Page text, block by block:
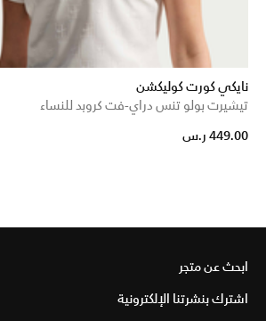
نايكي كورت كوليكشن
تيشيرت بولو تنس دراي-فت كروبد للنساء
449.00 ر.س
ابحث عن متجر
اشترك بنشرتنا الإلكترونية